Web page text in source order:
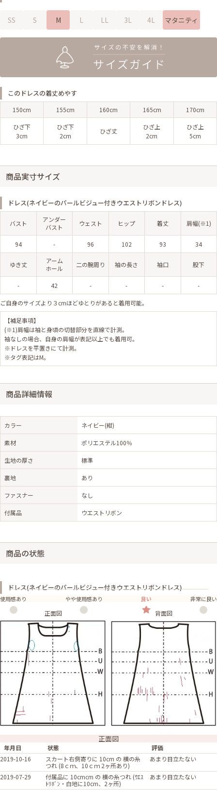
SS S M L LL 3L 4L マタニティ
このドレスの着丈めやす
150cm 155cm 160cm 165cm 170cm
ひざ下
3cm
ひざ下
2cm
ひざ丈
ひざ上
2cm
ひざ上
5cm
商品実寸サイズ
ドレス(ネイビーのパールビジュー付きウエストリボンドレス)
バスト
アンダー
バスト
ウェスト ヒップ 着丈 肩幅(※1)
94 - 96 102 93 34
ゆき丈
アーム
ホール
二の腕周り 袖の長さ 袖口 股下
- 42 - - - -
ご自身のサイズより３cmほどゆとりがあると着用可能。
【補足事項】
(※1)肩幅は袖と身頃の切替部分を直線で計測。
袖なしの場合、自身の肩幅が表記以上でも着用可。
※ドレスを平置きにて計測。
※タグ表記はM。
商品詳細情報
カラー ネイビー(紺)
素材 ポリエステル100％
生地の厚さ 標準
裏地 あり
ファスナー なし
付属品 ウエストリボン
商品の状態
ドレス(ネイビーのパールビジュー付きウエストリボンドレス)
使用感あり やや使用感あり 良い 非常に良い
正面図 背面図
正面図
年月日 状態
評価
2019-10-16
スカート右側寄りに 10cm の 横の糸
つれ (8ｃｍ、10ｃｍ 2ヶ所あり)
あまり目立たない
2019-07-29
付属品に 10cmcm の 横の糸つれ (ｳｴｽ
ﾄﾘﾎﾞﾝ・白地に10cm、2ヶ所)
あまり目立たない